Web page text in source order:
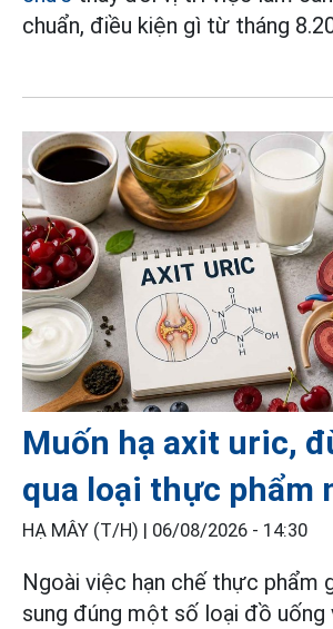
chuẩn, điều kiện gì từ tháng
Muốn hạ axit uric,
qua loại thực phẩm
HẠ MÂY (T/H) | 06/08/2026 - 14:30
Ngoài việc hạn chế thực phẩm
sung đúng một số loại đồ uống